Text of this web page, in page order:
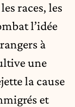
races, les
l’idée
à
une
la cause
et